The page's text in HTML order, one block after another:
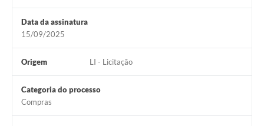
Diário Oficial
Contratos, Convênios e Publicações MROSC
Notícias
Data da assinatura
15/09/2025
Origem LI - Licitação
Categoria do processo
Compras